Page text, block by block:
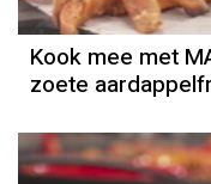
Kook mee met
zoete